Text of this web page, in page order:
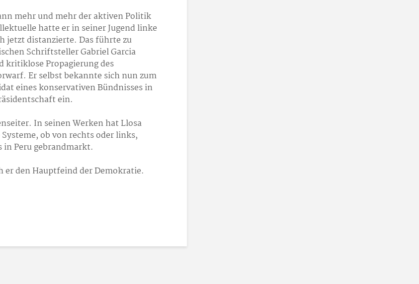
mehr und mehr der aktiven Politik
hatte er in seiner Jugend linke
jetzt distanzierte. Das führte zu
Schriftsteller Gabriel Garcia
kritiklose Propagierung des
Er selbst bekannte sich nun zum
eines konservativen Bündnisses in
ein.
In seinen Werken hat Llosa
ob von rechts oder links,
in Peru gebrandmarkt.
er den Hauptfeind der Demokratie.